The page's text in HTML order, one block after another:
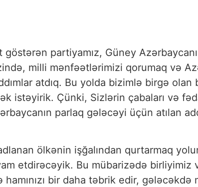
partiyamız, Güney
milli mənfəətlərimizi qorumaq və
atdıq. Bu yolda bizimlə birgə
Çünki, Sizlərin çabaları və
parlaq gələcəyi üçün atılan
ölkənin işğalından qurtarmaq
etdirəcəyik. Bu mübarizədə
bir daha təbrik edir, gələcəkdə